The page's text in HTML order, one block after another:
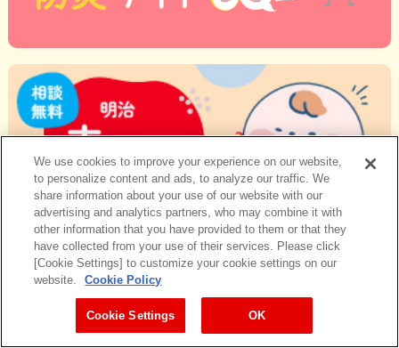
We use cookies to improve your experience on our website,
to personalize content and ads, to analyze our traffic. We
share information about your use of our website with our
advertising and analytics partners, who may combine it with
other information that you have provided to them or that they
have collected from your use of their services. Please click
[Cookie Settings] to customize your cookie settings on our
website.
Cookie Policy
Cookie Settings OK